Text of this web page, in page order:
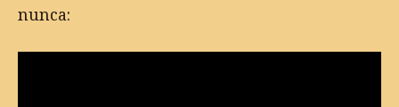
nunca: